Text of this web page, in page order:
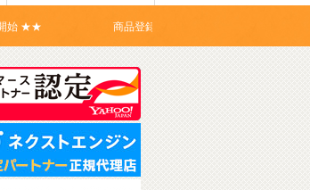
商品登録ドットコムは、Yahoo!ショッピングの公式